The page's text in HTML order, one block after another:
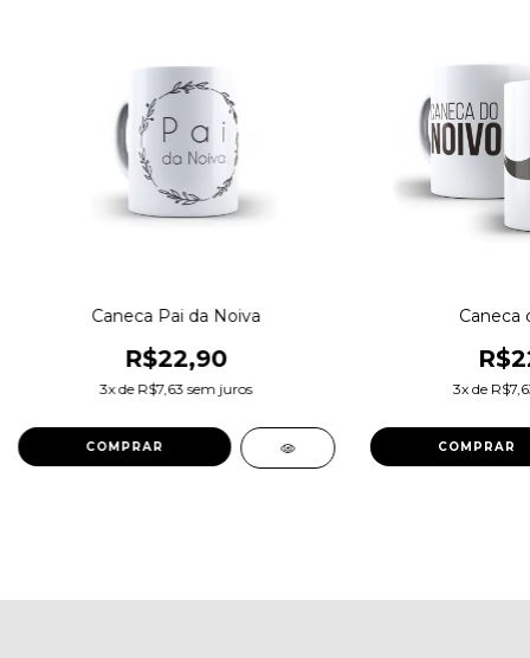
Caneca Pai da Noiva
R$22,90
3x de R$7,63 sem juros
Caneca
3x de